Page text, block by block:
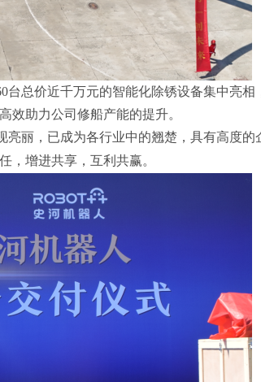
总价近千万元的智能化除锈设备集中亮
效助力公司修船产能的提升。
丽，已成为各行业中的翘楚，具有高度
， 增进共享，互利共赢。